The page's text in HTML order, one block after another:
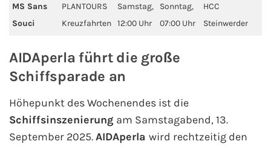
Hapag-Lloyd Cruises
Hurtigruten
Norwegian Cruise Line
Royal Caribbean International
MS Sans
Souci
PLANTOURS
Kreuzfahrten
Samstag,
12:00 Uhr
Sonntag,
07:00 Uhr
HCC
Steinwerder
AIDAperla führt die große
Schiffsparade an
Höhepunkt des Wochenendes ist die
Schiffsinszenierung am Samstagabend, 13.
September 2025.AIDAperla wird rechtzeitig den